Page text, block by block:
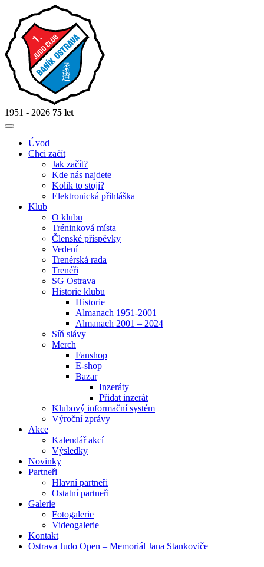
1951 - 2026 75 let
Úvod
Chci začít
Jak začít?
Kde nás najdete
Kolik to stojí?
Elektronická přihláška
Klub
O klubu
Tréninková místa
Členské příspěvky
Vedení
Trenérská rada
Trenéři
SG Ostrava
Historie klubu
Historie
Almanach 1951-2001
Almanach 2001 – 2024
Síň slávy
Merch
Fanshop
E-shop
Bazar
Inzeráty
Přidat inzerát
Klubový informační systém
Výroční zprávy
Akce
Kalendář akcí
Výsledky
Novinky
Partneři
Hlavní partneři
Ostatní partneři
Galerie
Fotogalerie
Videogalerie
Kontakt
Ostrava Judo Open – Memoriál Jana Stankoviče